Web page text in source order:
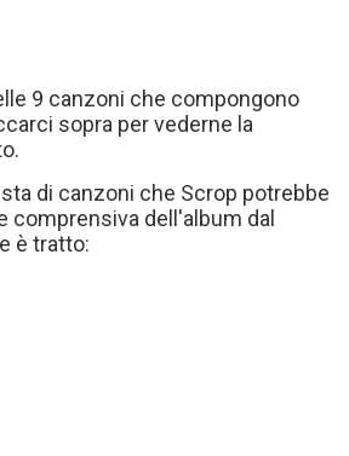
9 canzoni che compongono
sopra per vederne la
di canzoni che Scrop potrebbe
comprensiva dell'album dal
è tratto: